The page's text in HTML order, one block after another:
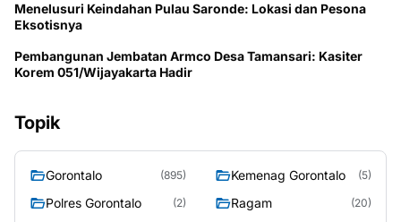
Menelusuri Keindahan Pulau Saronde: Lokasi dan Pesona
Eksotisnya
Pembangunan Jembatan Armco Desa Tamansari: Kasiter
Korem 051/Wijayakarta Hadir
Topik
Gorontalo (895) Kemenag Gorontalo (5)
Polres Gorontalo (2) Ragam (20)